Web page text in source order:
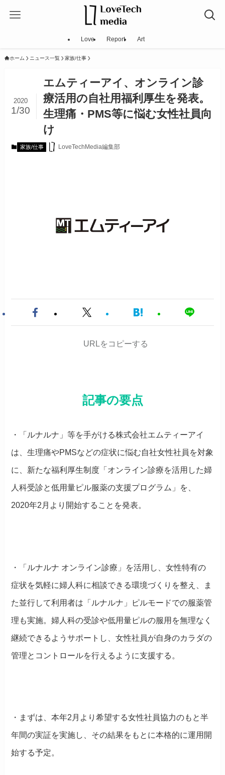
Love Report Art
ホーム ニュース一覧 家族/仕事
エムティーアイ、オンライン診
療活用の自社用福利厚生を発表。
生理痛・PMS等に悩む女性社員向
け
2020
1/30
家族/仕事 LoveTechMedia編集部
URLをコピーする
記事の要点
・「ルナルナ」等を手がける株式会社エムティーアイ
は、生理痛やPMSなどの症状に悩む自社女性社員を対象
に、新たな福利厚生制度「オンライン診療を活用した婦
人科受診と低用量ピル服薬の支援プログラム」を、
2020年2月より開始することを発表。
・「ルナルナ オンライン診療」を活用し、女性特有の
症状を気軽に婦人科に相談できる環境づくりを整え、ま
た並行して利用者は「ルナルナ」ピルモードでの服薬管
理も実施。婦人科の受診や低用量ピルの服用を無理なく
継続できるようサポートし、女性社員が自身のカラダの
管理とコントロールを行えるように支援する。
・まずは、本年2月より希望する女性社員協力のもと半
年間の実証を実施し、その結果をもとに本格的に運用開
始する予定。